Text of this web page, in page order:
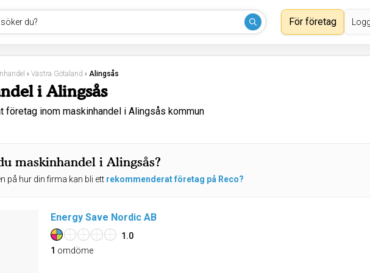
du? För företag
› Västra Götaland › Alingsås
i Alingsås
företag inom maskinhandel i Alingsås kommun
maskinhandel i Alingsås?
på hur din firma kan bli ett rekommenderat företag på Reco?
Energy Save Nordic AB
1.0
1 omdöme